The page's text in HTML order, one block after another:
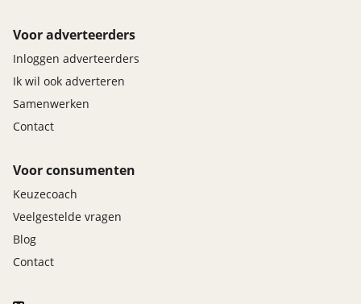
Voor adverteerders
Inloggen adverteerders
Ik wil ook adverteren
Samenwerken
Contact
Voor consumenten
Keuzecoach
Veelgestelde vragen
Blog
Contact